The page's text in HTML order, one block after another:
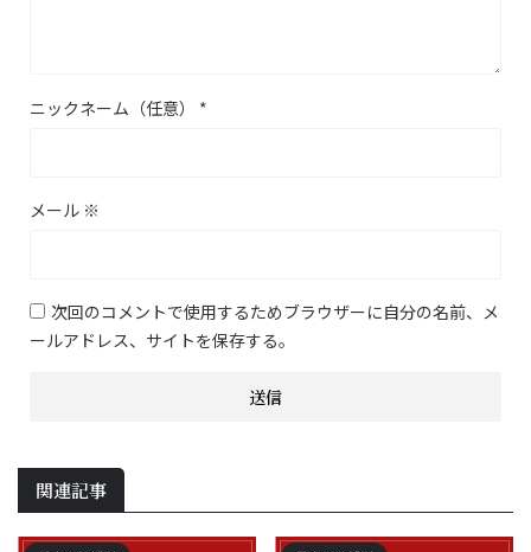
ニックネーム（任意） *
メール ※
次回のコメントで使用するためブラウザーに自分の名前、メ
ールアドレス、サイトを保存する。
関連記事